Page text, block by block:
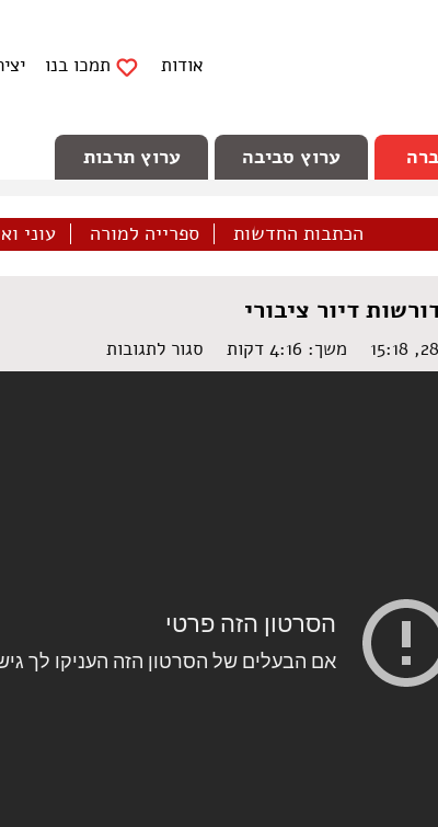
אודות תמכו בנו
ערוץ סביבה ערוץ תרבות
הכתבות החדשות ספרייה למורה עוני
דיור ציבורי
משך: ‏4:16 דקות סגור לתגובותעל
יפו